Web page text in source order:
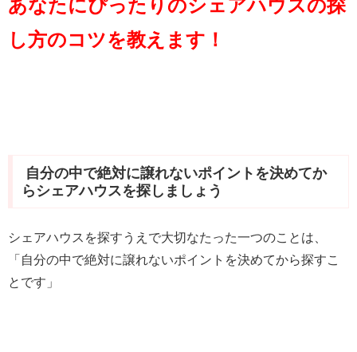
あなたにぴったりのシェアハウスの探
し方のコツを教えます！
自分の中で絶対に譲れないポイントを決めてか
らシェアハウスを探しましょう
シェアハウスを探すうえで大切なたった一つのことは、
「自分の中で絶対に譲れないポイントを決めてから探すこ
とです」